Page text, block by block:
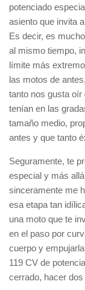
potenciado
asiento que invita
Es decir, es
al mismo tiempo,
límite más
las motos de
tanto nos gusta
tenían en las
tamaño medio,
antes y que tanto
Seguramente, te
especial y más
sinceramente me
esa etapa tan
una moto que te
en el paso por
cuerpo y
119 CV de
cerrado, hacer